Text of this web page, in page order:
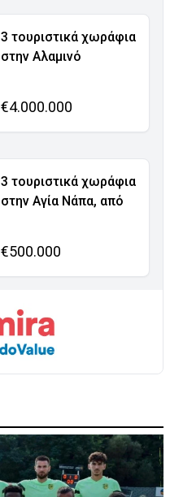
3 τουριστικά χωράφια
στην Αλαμινό
€4.000.000
3 τουριστικά χωράφια
στην Αγία Νάπα, από
€500.000